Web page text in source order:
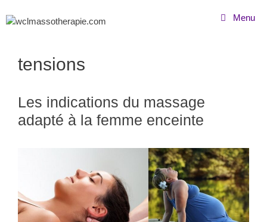
Menu
tensions
Les indications du massage
adapté à la femme enceinte